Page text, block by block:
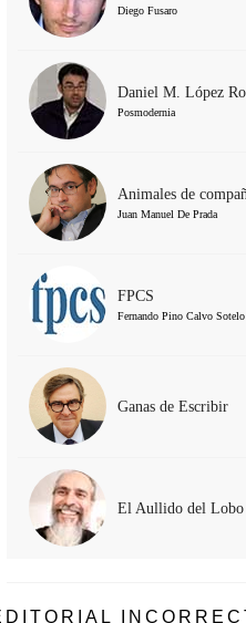
Diego Fusaro
Daniel M. López
Posmodernia
Animales de
Juan Manuel De Prada
FPCS
Fernando Pino Calvo Sotelo
Ganas de Escribir
El Aullido del Lobo